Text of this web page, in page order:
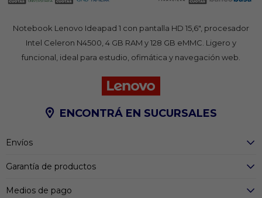
Notebook Lenovo Ideapad 1 con pantalla HD 15,6″, procesador
Intel Celeron N4500, 4 GB RAM y 128 GB eMMC. Ligero y
funcional, ideal para estudio, ofimática y navegación web.
ENCONTRÁ EN SUCURSALES
Envíos
Garantía de productos
Medios de pago